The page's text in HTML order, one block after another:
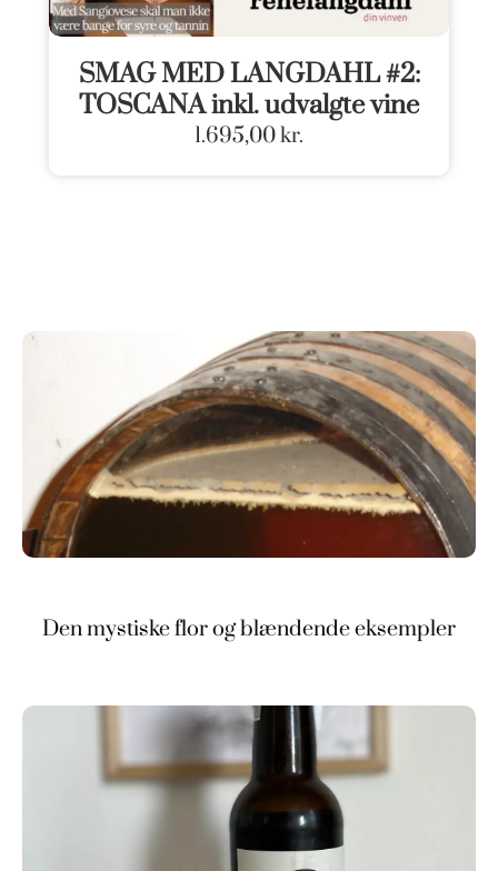
SMAG MED LANGDAHL #2:
TOSCANA inkl. udvalgte vine
1.695,00kr.
Den mystiske flor og blændende eksempler